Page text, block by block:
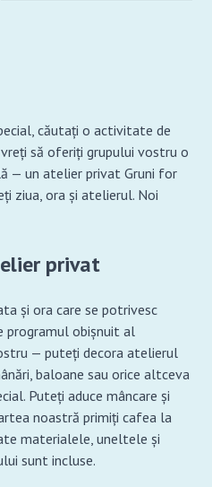
căutați o activitate de
să oferiți grupului vostru o
— un atelier privat Gruni for
ziua, ora și atelierul. Noi
privat
și ora care se potrivesc
programul obișnuit al
— puteți decora atelierul
baloane sau orice altceva
Puteți aduce mâncare și
noastră primiți cafea la
materialele, uneltele și
sunt incluse.